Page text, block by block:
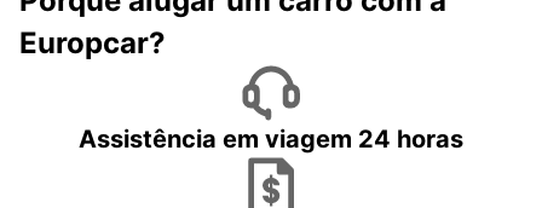
Europcar?
Assistência em viagem 24 horas